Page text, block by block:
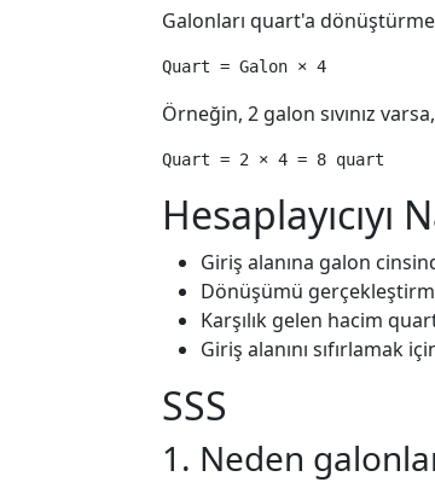
Galonları quart'a
Quart = Galon × 4
Örneğin, 2 galon sıvınız
Quart = 2 × 4 = 8 quart
Hesaplayıcıyı
Giriş alanına galon
Dönüşümü
Karşılık gelen hacim
Giriş alanını sıfırlamak
SSS
1. Neden